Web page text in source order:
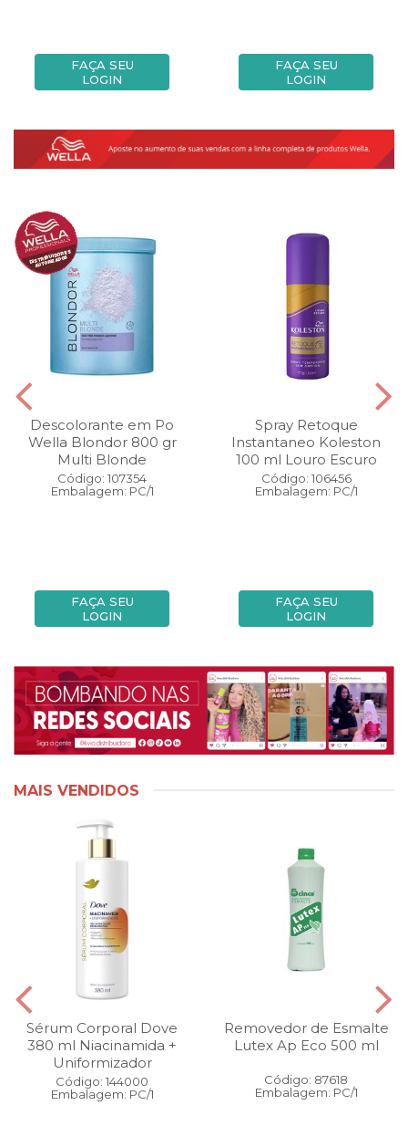
FAÇA SEU
LOGIN
FAÇA SEU
LOGIN
Descolorante em Po
Wella Blondor 800 gr
Multi Blonde
Código: 107354
Embalagem: PC/1
FAÇA SEU
LOGIN
Spray Retoque
Instantaneo Koleston
100 ml Louro Escuro
Código: 106456
Embalagem: PC/1
FAÇA SEU
LOGIN
MAIS VENDIDOS
Sérum Corporal Dove
380 ml Niacinamida +
Uniformizador
Código: 144000
Embalagem: PC/1
Removedor de Esmalte
Lutex Ap Eco 500 ml
Código: 87618
Embalagem: PC/1